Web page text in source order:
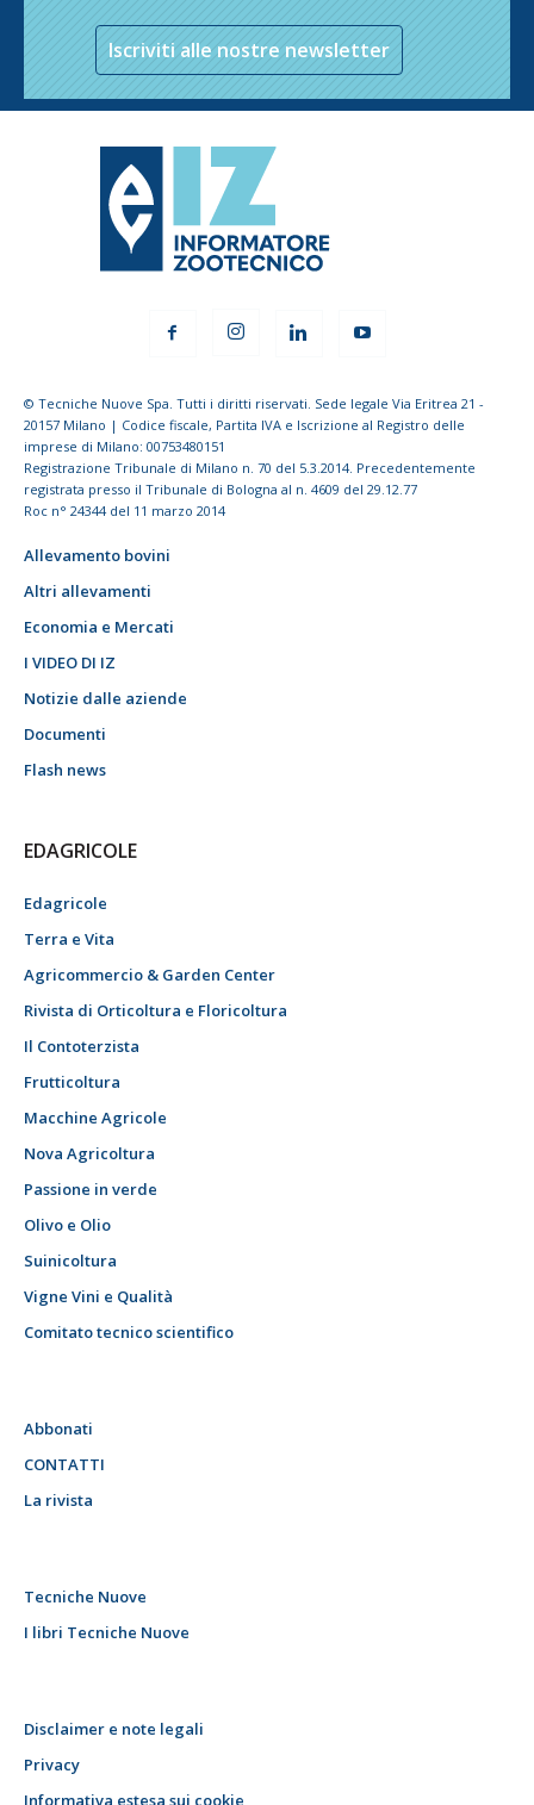
Iscriviti alle nostre newsletter
© Tecniche Nuove Spa. Tutti i diritti riservati. Sede legale Via Eritrea 21 -
20157 Milano | Codice fiscale, Partita IVA e Iscrizione al Registro delle
imprese di Milano: 00753480151
Registrazione Tribunale di Milano n. 70 del 5.3.2014. Precedentemente
registrata presso il Tribunale di Bologna al n. 4609 del 29.12.77
Roc n° 24344 del 11 marzo 2014
Allevamento bovini
Altri allevamenti
Economia e Mercati
I VIDEO DI IZ
Notizie dalle aziende
Documenti
Flash news
EDAGRICOLE
Edagricole
Terra e Vita
Agricommercio & Garden Center
Rivista di Orticoltura e Floricoltura
Il Contoterzista
Frutticoltura
Macchine Agricole
Nova Agricoltura
Passione in verde
Olivo e Olio
Suinicoltura
Vigne Vini e Qualità
Comitato tecnico scientifico
Abbonati
CONTATTI
La rivista
Tecniche Nuove
I libri Tecniche Nuove
Disclaimer e note legali
Privacy
Informativa estesa sui cookie